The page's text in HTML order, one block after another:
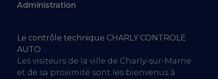
Administration
Le contrôle technique CHARLY CONTROLE
AUTO
Les visiteurs de la ville de Charly-sur-Marne
et de sa proximité sont les bienvenus à